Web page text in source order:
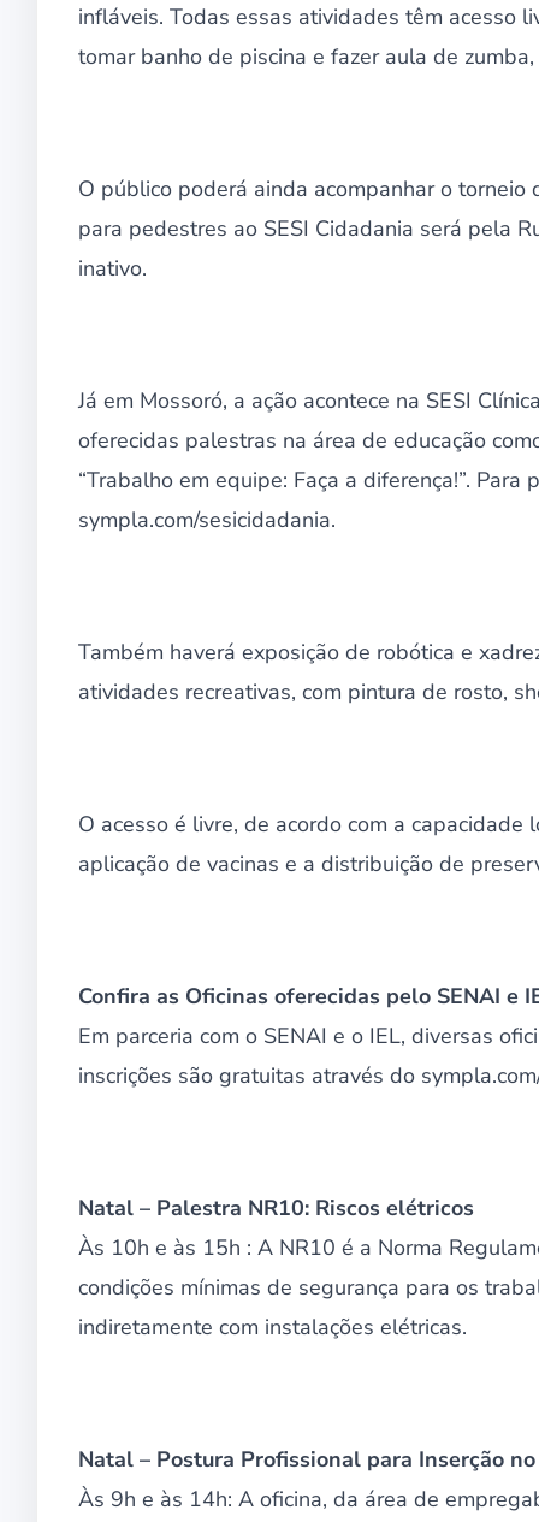
infláveis. Todas essas atividades têm acesso
tomar banho de piscina e fazer aula de
O público poderá ainda acompanhar o
para pedestres ao SESI Cidadania será pela
inativo.
Já em Mossoró, a ação acontece na SESI
oferecidas palestras na área de educação
“Trabalho em equipe: Faça a diferença!”.
sympla.com/sesicidadania.
Também haverá exposição de robótica e
atividades recreativas, com pintura de rosto,
O acesso é livre, de acordo com a
aplicação de vacinas e a distribuição de
Confira as Oficinas oferecidas pelo SENAI e
Em parceria com o SENAI e o IEL, diversas
inscrições são gratuitas através do
Natal – Palestra NR10: Riscos elétricos
Às 10h e às 15h : A NR10 é a Norma
condições mínimas de segurança para os
indiretamente com instalações elétricas.
Natal – Postura Profissional para Inserção
Às 9h e às 14h: A oficina, da área de